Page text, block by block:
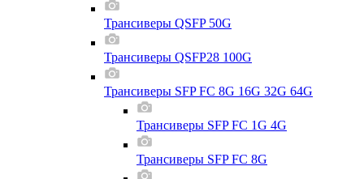
Трансиверы QSFP 50G
Трансиверы QSFP28 100G
Трансиверы SFP FC 8G 16G 32G 64G
Трансиверы SFP FC 1G 4G
Трансиверы SFP FC 8G